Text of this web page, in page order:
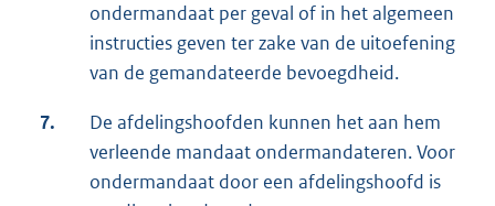
ondermandaat per geval of in het algemeen
instructies geven ter zake van de uitoefening
van de gemandateerde bevoegdheid.
7.
De afdelingshoofden kunnen het aan hem
verleende mandaat ondermandateren. Voor
ondermandaat door een afdelingshoofd is